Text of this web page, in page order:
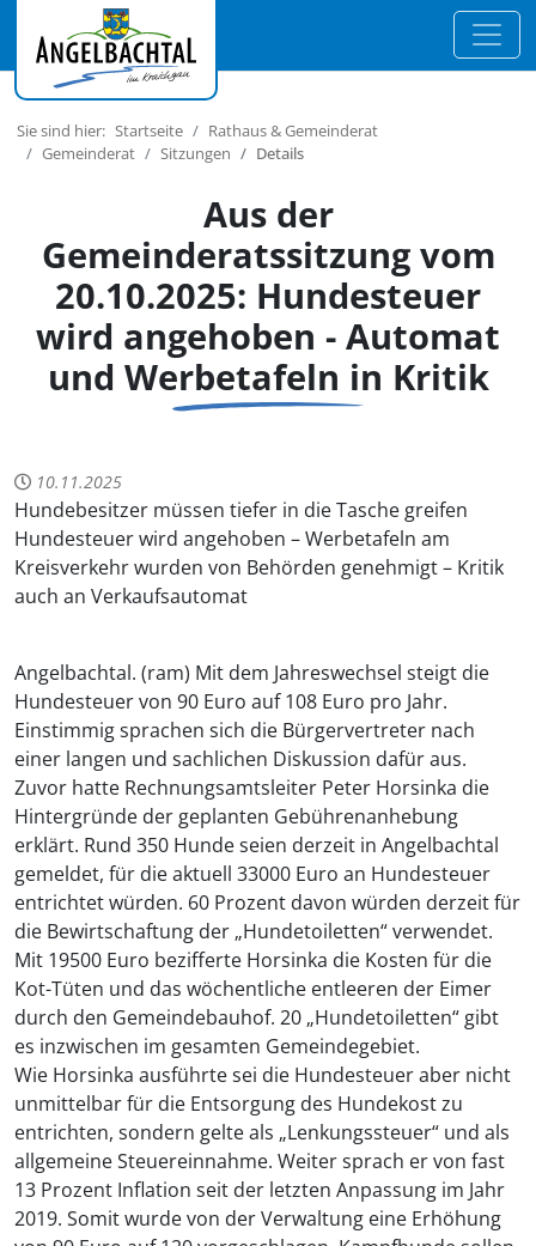
Sie sind hier: Startseite
Rathaus & Gemeinderat
Gemeinderat
Sitzungen Details
Aus der
Gemeinderatssitzung vom
20.10.2025: Hundesteuer
wird angehoben - Automat
und Werbetafeln in Kritik
10.11.2025
Hundebesitzer müssen tiefer in die Tasche greifen
Hundesteuer wird angehoben – Werbetafeln am
Kreisverkehr wurden von Behörden genehmigt – Kritik
auch an Verkaufsautomat
Angelbachtal. (ram) Mit dem Jahreswechsel steigt die
Hundesteuer von 90 Euro auf 108 Euro pro Jahr.
Einstimmig sprachen sich die Bürgervertreter nach
einer langen und sachlichen Diskussion dafür aus.
Zuvor hatte Rechnungsamtsleiter Peter Horsinka die
Hintergründe der geplanten Gebührenanhebung
erklärt. Rund 350 Hunde seien derzeit in Angelbachtal
gemeldet, für die aktuell 33000 Euro an Hundesteuer
entrichtet würden. 60 Prozent davon würden derzeit für
die Bewirtschaftung der „Hundetoiletten“ verwendet.
Mit 19500 Euro bezifferte Horsinka die Kosten für die
Kot-Tüten und das wöchentliche entleeren der Eimer
durch den Gemeindebauhof. 20 „Hundetoiletten“ gibt
es inzwischen im gesamten Gemeindegebiet.
Wie Horsinka ausführte sei die Hundesteuer aber nicht
unmittelbar für die Entsorgung des Hundekost zu
entrichten, sondern gelte als „Lenkungssteuer“ und als
allgemeine Steuereinnahme. Weiter sprach er von fast
13 Prozent Inflation seit der letzten Anpassung im Jahr
2019. Somit wurde von der Verwaltung eine Erhöhung